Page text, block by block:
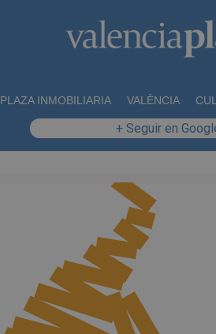
PLAZA INMOBILIARIA VALÈNCIA
+ Seguir en